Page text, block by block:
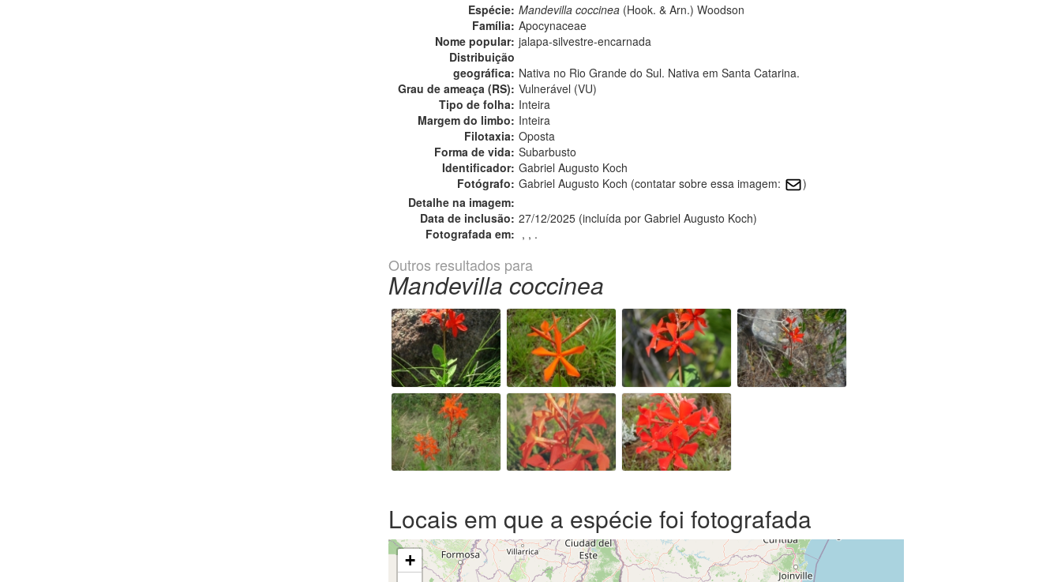
Espécie: Mandevilla coccinea (Hook. & Arn.) Woodson
Família: Apocynaceae
Nome popular: jalapa-silvestre-encarnada
Distribuição
geográfica: Nativa no Rio Grande do Sul. Nativa em Santa Catarina.
Grau de ameaça (RS): Vulnerável (VU)
Tipo de folha: Inteira
Margem do limbo: Inteira
Filotaxia: Oposta
Forma de vida: Subarbusto
Identificador: Gabriel Augusto Koch
Fotógrafo: Gabriel Augusto Koch (contatar sobre essa imagem:
)
Detalhe na imagem:
Data de inclusão: 27/12/2025 (incluída por Gabriel Augusto Koch)
Fotografada em: , , .
Outros resultados para
Mandevilla coccinea
Locais em que a espécie foi fotografada
+